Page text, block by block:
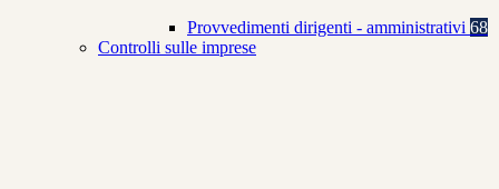
Provvedimenti dirigenti - amministrativi 68
Controlli sulle imprese